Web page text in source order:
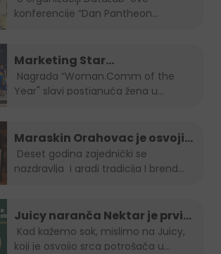
konferencije “Dan Pantheon
Marketing Star
Woman.Comm of the Year za
2023 je naša direktorica Amra
Year" slavi postignuća žena u...
Maraskin Orahovac je osvojio
zlatnu plaketu na Spirit fest-u
2023
nazdravlja i gradi tradicija I brend...
Juicy naranča Nektar je prvi
izbor potrošača u BiH
koji je osvojio srca potrošača u